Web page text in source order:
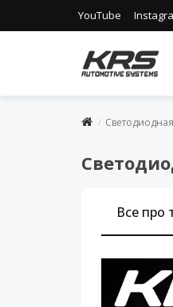
YouTube
Светодиодная
Все про